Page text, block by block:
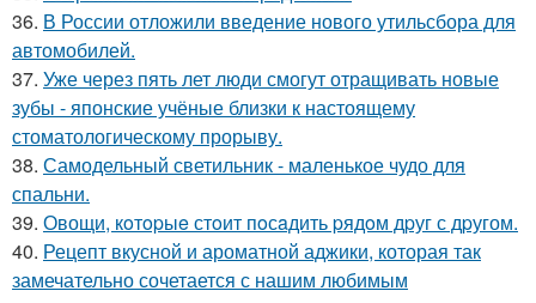
36. В России отложили введение нового утильсбора для
автомобилей.
37. Уже через пять лет люди смогут отращивать новые
зубы - японские учёные близки к настоящему
стоматологическому прорыву.
38. Самодельный светильник - маленькое чудо для
спальни.
39. Овощи, кoтopыe стoит пoсaдить pядoм дpуг с дpугом.
40. Рецепт вкусной и ароматной аджики, которая так
замечательно сочетается с нашим любимым